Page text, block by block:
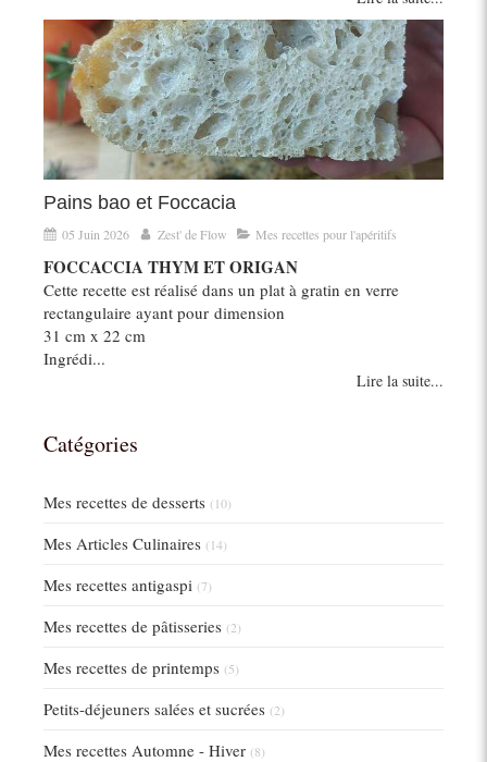
Pains bao et Foccacia
05 Juin 2026 Zest' de Flow Mes recettes pour l'apéritifs
FOCCACCIA THYM ET ORIGAN
Cette recette est réalisé dans un plat à gratin en verre
rectangulaire ayant pour dimension
31 cm x 22 cm
Ingrédi...
Lire la suite...
Catégories
Mes recettes de desserts (10)
Mes Articles Culinaires (14)
Mes recettes antigaspi (7)
Mes recettes de pâtisseries (2)
Mes recettes de printemps (5)
Petits-déjeuners salées et sucrées (2)
Mes recettes Automne - Hiver (8)